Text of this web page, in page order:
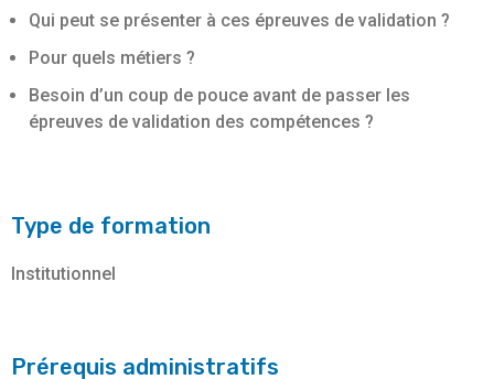
Qui peut se présenter à ces épreuves de validation ?
Pour quels métiers ?
Besoin d’un coup de pouce avant de passer les
épreuves de validation des compétences ?
Type de formation
Institutionnel
Prérequis administratifs